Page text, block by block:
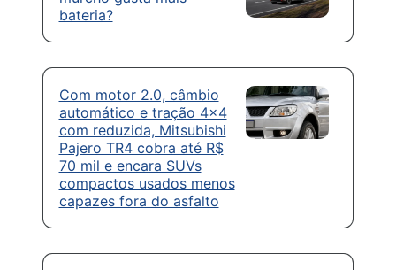
bateria?
Com motor 2.0, câmbio
automático e tração 4×4
com reduzida, Mitsubishi
Pajero TR4 cobra até R$
70 mil e encara SUVs
compactos usados menos
capazes fora do asfalto